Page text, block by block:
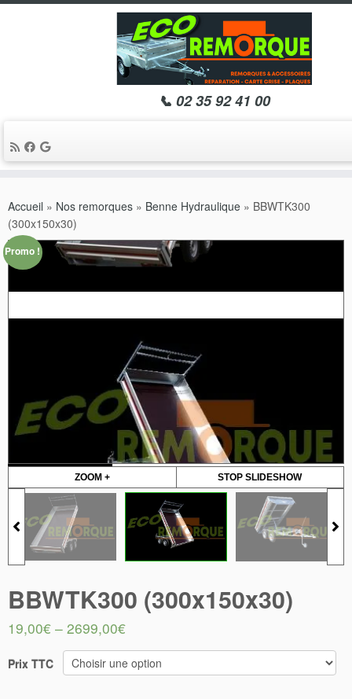
au
contenu
📞 02 35 92 41 00
Accueil » Nos remorques » Benne Hydraulique » BBWTK300
(300x150x30)
Promo !
ZOOM + STOP SLIDESHOW
BBWTK300 (300x150x30)
19,00€ – 2699,00€
Prix TTC